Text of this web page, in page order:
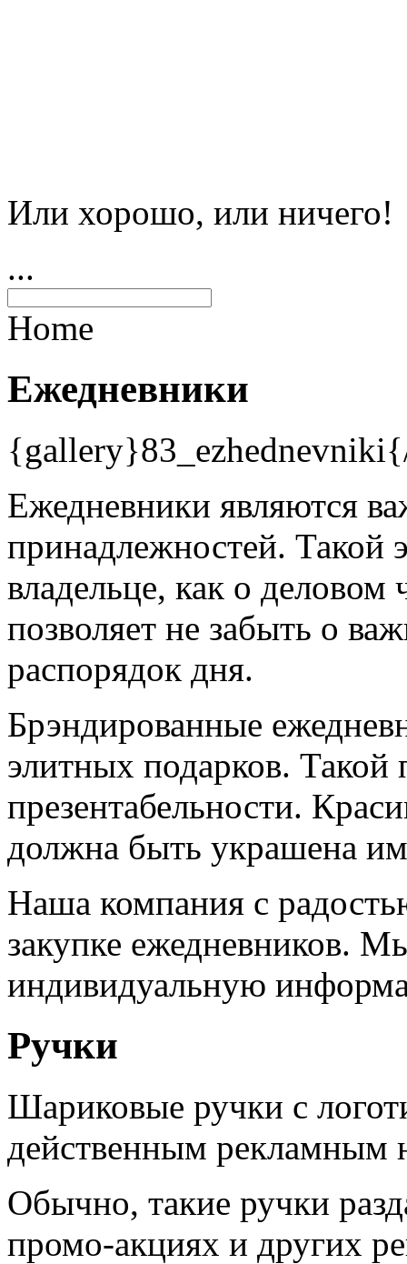
Или хорошо, или ничего!
...
Home
Ежедневники
Ежедневники являются
принадлежностей. Такой
владельце, как о деловом
позволяет не забыть о
распорядок дня.
Брэндированные
элитных подарков. Такой
презентабельности.
должна быть украшена
Наша компания с
закупке ежедневников.
индивидуальную
Ручки
Шариковые ручки с
действенным рекламным
Обычно, такие ручки
промо-акциях и других